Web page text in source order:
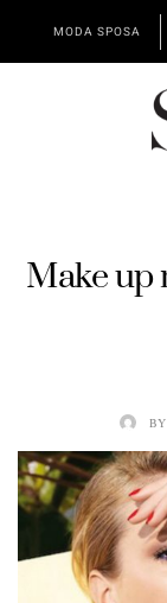
MODA SPOSA
Make up
BY